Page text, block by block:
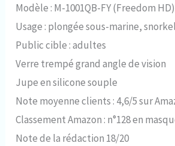
Modèle : M-1001QB-FY (Freedom HD)
Usage : plongée sous-marine,
Public cible : adultes
Verre trempé grand angle de vision
Jupe en silicone souple
Note moyenne clients : 4,6/5 sur
Classement Amazon : n°128 en
Note de la rédaction 18/20